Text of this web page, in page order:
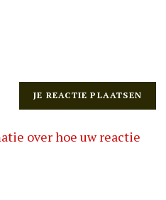
over hoe uw reactie